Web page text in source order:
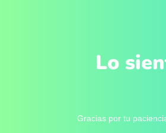
Lo
Gracias por tu